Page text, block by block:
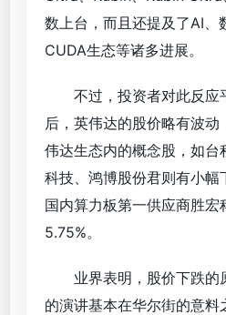
数上台，而且还提及了AI、
CUDA生态等诸多进展。
不过，投资者对此反应
后，英伟达的股价略有波
伟达生态内的概念股，如台
科技、鸿博股份君则有小幅
国内算力板第一供应商胜宏
5.75%。
业界表明，股价下跌的
的演讲基本在华尔街的意料